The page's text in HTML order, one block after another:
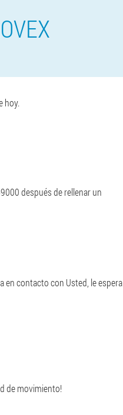
hoy.
después de rellenar un
en contacto con Usted, le espera
de movimiento!